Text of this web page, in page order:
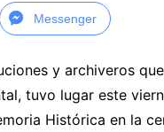
Messenger
y archiveros
tuvo lugar este
Histórica en la